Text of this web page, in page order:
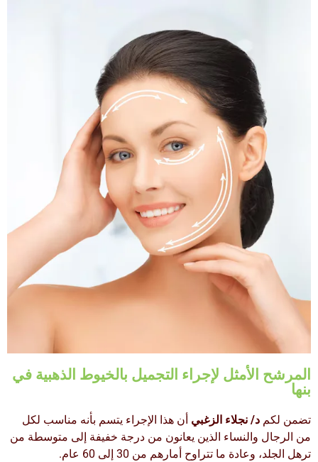
المرشح الأمثل لإجراء التجميل بالخيوط الذهبية في
بنها
تضمن لكم د/ نجلاء الزغبي أن هذا الإجراء يتسم بأنه مناسب لكل
من الرجال والنساء الذين يعانون من درجة خفيفة إلى متوسطة من
ترهل الجلد، وعادة ما تتراوح أمارهم من 30 إلى 60 عام.